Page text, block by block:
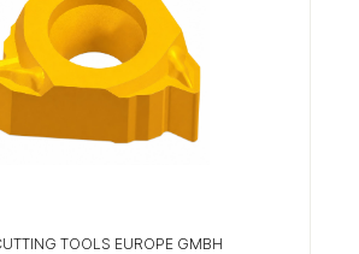
TOOLS EUROPE GMBH